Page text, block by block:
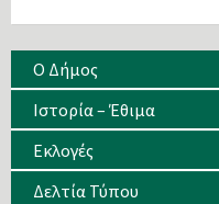
Ο Δήμος
Ιστορία – Έθιμα
Eκλογές
Δελτία Τύπου